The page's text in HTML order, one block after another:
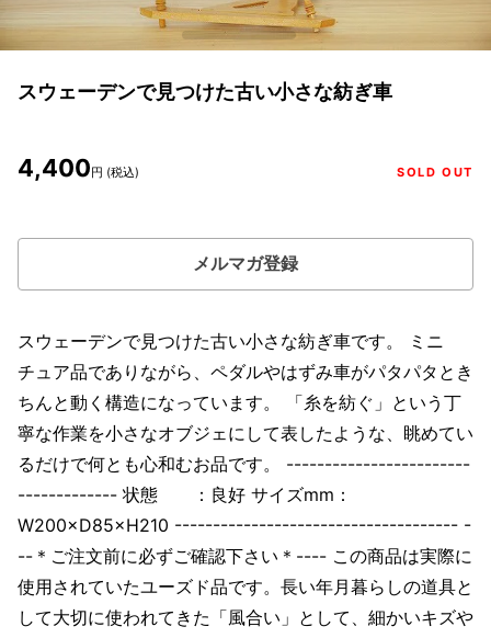
スウェーデンで見つけた古い小さな紡ぎ車
4,400円 (税込) SOLD OUT
メルマガ登録
スウェーデンで見つけた古い小さな紡ぎ車です。 ミニ
チュア品でありながら、ペダルやはずみ車がパタパタとき
ちんと動く構造になっています。 「糸を紡ぐ」という丁
寧な作業を小さなオブジェにして表したような、眺めてい
るだけで何とも心和むお品です。 ------------------------
------------- 状態 ：良好 サイズmm：
W200×D85×H210 ------------------------------------- -
--＊ご注文前に必ずご確認下さい＊---- この商品は実際に
使用されていたユーズド品です。長い年月暮らしの道具と
して大切に使われてきた「風合い」として、細かいキズや